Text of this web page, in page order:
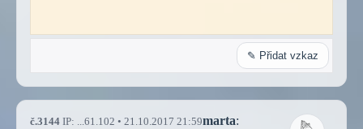
✎ Přidat vzkaz
č.3144 IP: ...61.102 • 21.10.2017 21:59marta: